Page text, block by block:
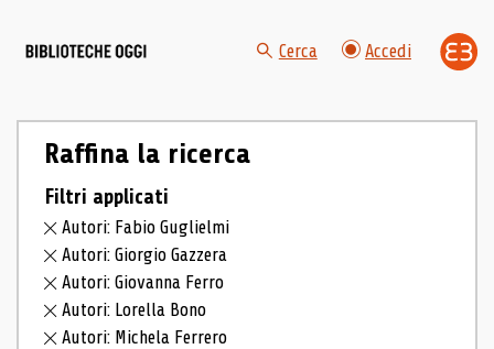
Cerca Accedi
Raffina la ricerca
Filtri applicati
Autori: Fabio Guglielmi
Autori: Giorgio Gazzera
Autori: Giovanna Ferro
Autori: Lorella Bono
Autori: Michela Ferrero